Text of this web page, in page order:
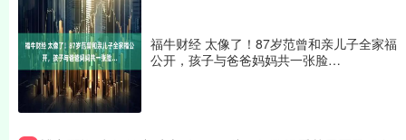
福牛财经 太像了！87岁范曾和亲儿子全家福
公开，孩子与爸爸妈妈共一张脸…